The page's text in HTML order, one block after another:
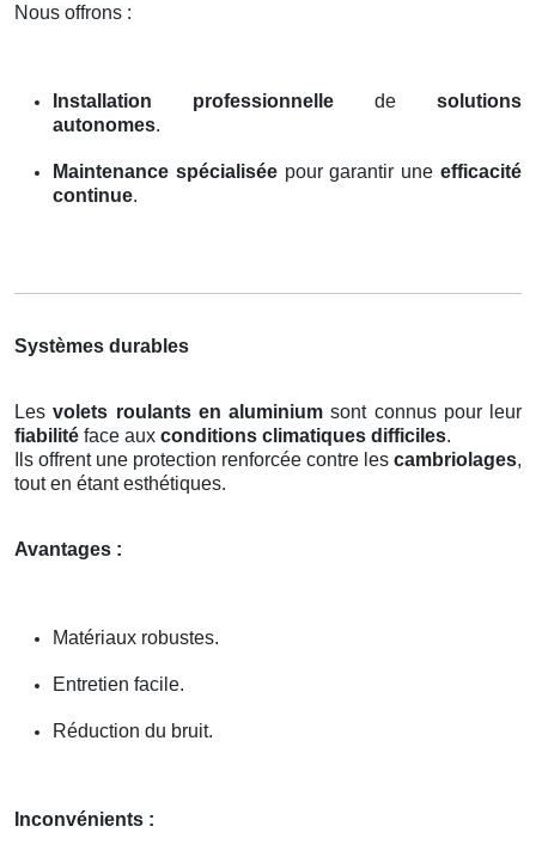
Nous offrons :
Installation professionnelle de solutions
autonomes.
Maintenance spécialiséepour garantir uneefficacité
continue.
Systèmes durables
Lesvolets roulants en aluminium sont connus pour leur
fiabilité face aux conditions climatiques difficiles.
Ils offrent une protection renforcée contre les cambriolages,
tout en étant esthétiques.
Avantages :
Matériaux robustes.
Entretien facile.
Réduction du bruit.
Inconvénients :